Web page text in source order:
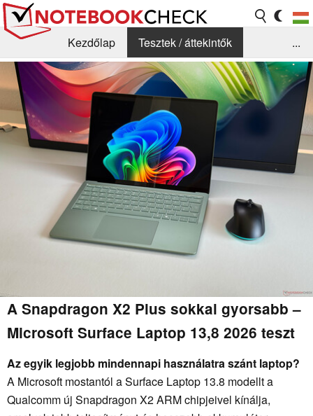
Kezdőlap
Tesztek / áttekintők
Hírek
GYIK / Technológia / Benchmarkok
Könyvtár
Kapcsolat
...
A Snapdragon X2 Plus sokkal gyorsabb –
Microsoft Surface Laptop 13,8 2026 teszt
Az egyik legjobb mindennapi használatra szánt laptop?
A Microsoft mostantól a Surface Laptop 13.8 modellt a
Qualcomm új Snapdragon X2 ARM chipjeivel kínálja,